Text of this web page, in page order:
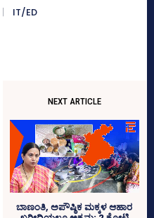
IT/ED
NEXT ARTICLE
ಬಾಣಂತಿ, ಅಪೌಷ್ಠಿಕ ಮಕ್ಕಳ ಆಹಾರ